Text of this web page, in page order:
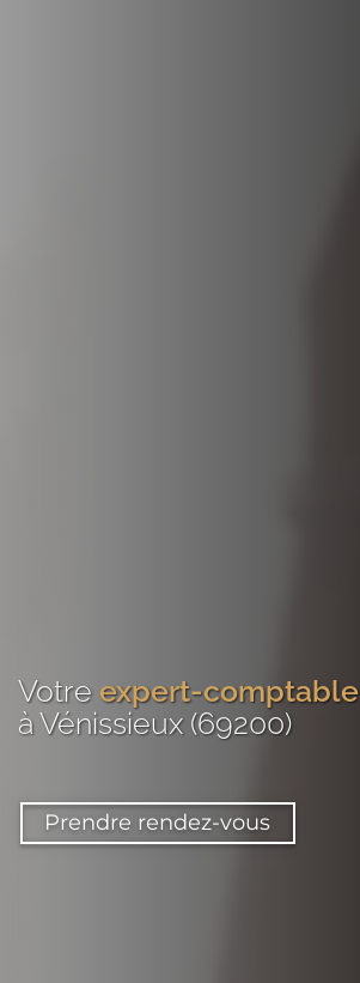
Votre expert-comptable
à Vénissieux (69200)
Prendre rendez-vous